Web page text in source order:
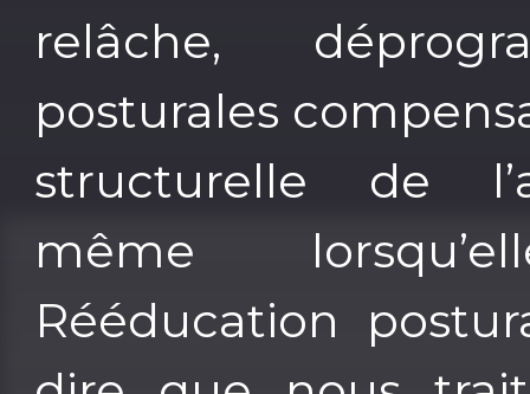
relâche,
posturales
structurelle de
même
Rééducation